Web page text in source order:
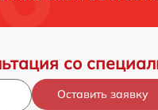
со
Оставить заявку